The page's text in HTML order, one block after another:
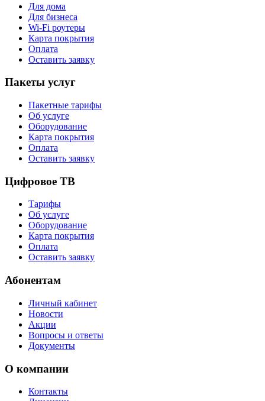
Для дома
Для бизнеса
Wi-Fi роутеры
Карта покрытия
Оплата
Оставить заявку
Пакеты услуг
Пакетные тарифы
Об услуге
Оборудование
Карта покрытия
Оплата
Оставить заявку
Цифровое ТВ
Тарифы
Об услуге
Оборудование
Карта покрытия
Оплата
Оставить заявку
Абонентам
Личный кабинет
Новости
Акции
Вопросы и ответы
Документы
О компании
Контакты